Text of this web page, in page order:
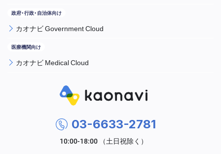
カオナビ Government Cloud
カオナビ Medical Cloud
03-6633-2781